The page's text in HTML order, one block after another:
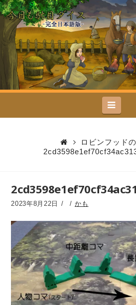
今
日
も
駄
目
ス
ロビンフッド
2023年8月22日 かも